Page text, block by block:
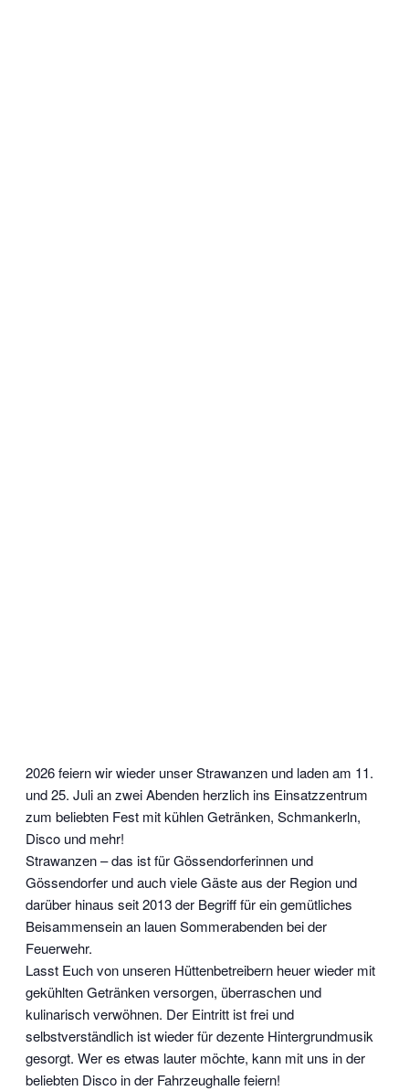
2026 feiern wir wieder unser Strawanzen und laden am 11.
und 25. Juli an zwei Abenden herzlich ins Einsatzzentrum
zum beliebten Fest mit kühlen Getränken, Schmankerln,
Disco und mehr!
Strawanzen – das ist für Gössendorferinnen und
Gössendorfer und auch viele Gäste aus der Region und
darüber hinaus seit 2013 der Begriff für ein gemütliches
Beisammensein an lauen Sommerabenden bei der
Feuerwehr.
Lasst Euch von unseren Hüttenbetreibern heuer wieder mit
gekühlten Getränken versorgen, überraschen und
kulinarisch verwöhnen. Der Eintritt ist frei und
selbstverständlich ist wieder für dezente Hintergrundmusik
gesorgt. Wer es etwas lauter möchte, kann mit uns in der
beliebten Disco in der Fahrzeughalle feiern!